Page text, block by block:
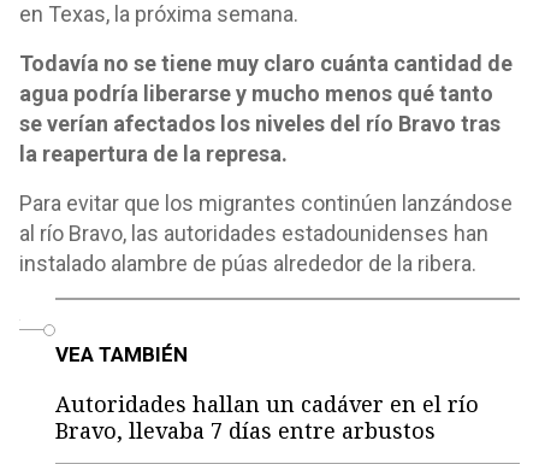
en Texas, la próxima semana.
Todavía no se tiene muy claro cuánta cantidad de
agua podría liberarse y mucho menos qué tanto
se verían afectados los niveles del río Bravo tras
la reapertura de la represa.
Para evitar que los migrantes continúen lanzándose
al río Bravo, las autoridades estadounidenses han
instalado alambre de púas alrededor de la ribera.
VEA TAMBIÉN
Autoridades hallan un cadáver en el río
Bravo, llevaba 7 días entre arbustos